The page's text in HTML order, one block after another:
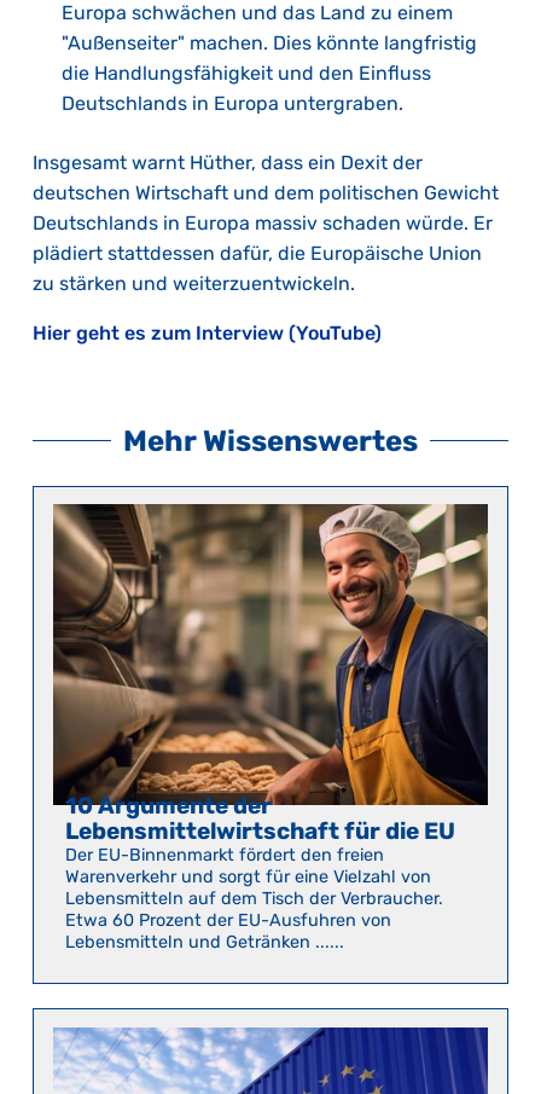
Europa schwächen und das Land zu einem
"Außenseiter" machen. Dies könnte langfristig
die Handlungsfähigkeit und den Einfluss
Deutschlands in Europa untergraben.
Insgesamt warnt Hüther, dass ein Dexit der
deutschen Wirtschaft und dem politischen Gewicht
Deutschlands in Europa massiv schaden würde. Er
plädiert stattdessen dafür, die Europäische Union
zu stärken und weiterzuentwickeln.
Hier geht es zum Interview (YouTube)
Mehr Wissenswertes
10 Argumente der
Lebensmittelwirtschaft für die EU
Der EU-Binnenmarkt fördert den freien
Warenverkehr und sorgt für eine Vielzahl von
Lebensmitteln auf dem Tisch der Verbraucher.
Etwa 60 Prozent der EU-Ausfuhren von
Lebensmitteln und Getränken ......